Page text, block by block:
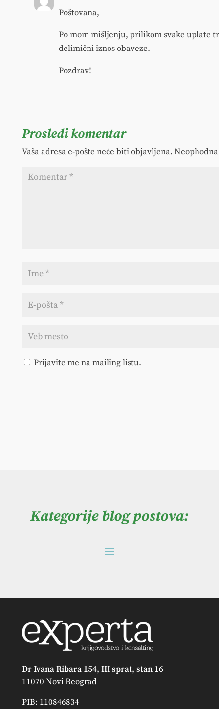
Poštovana,
Po mom mišljenju, prilikom svake uplate
delimični iznos obaveze.
Pozdrav!
Prosledi komentar
Vaša adresa e-pošte neće biti objavljena.
Prijavite me na mailing listu.
Kategorije blog postova:
Dr Ivana Ribara 154, III sprat, stan 16
11070 Novi Beograd
PIB: 110846834